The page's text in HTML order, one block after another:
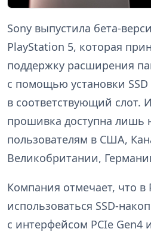
Sony выпустила бета-
PlayStation 5, которая
поддержку расширения
с помощью установки SSD
в соответствующий слот.
прошивка доступна лишь
пользователям в США,
Великобритании,
Компания отмечает, что в
использоваться SSD-
с интерфейсом PCIe Gen4